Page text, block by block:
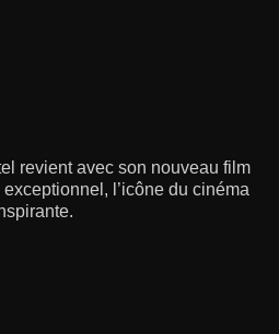
revient avec son nouveau film
l’icône du cinéma